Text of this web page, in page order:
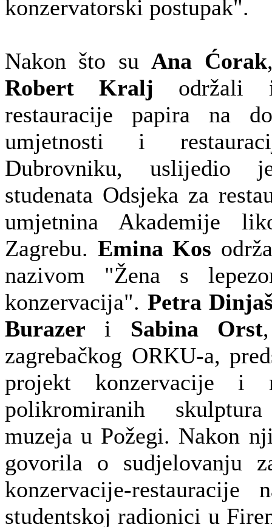
konzervatorski postupak".
Nakon što suAna Ćorak
Robert Kralj održali
restauracije papira na
umjetnosti i
Dubrovniku, uslijedio
studenata Odsjeka za
umjetnina Akademije
Zagrebu. Emina Kos
nazivom "Žena s
konzervacija". Petra
Burazer i Sabina Orst
zagrebačkog ORKU-a,
projekt konzervacije i
polikromiranih
muzeja u Požegi. Nakon
govorila o sudjelovanju
konzervacije-restauracije
studentskoj radionici u